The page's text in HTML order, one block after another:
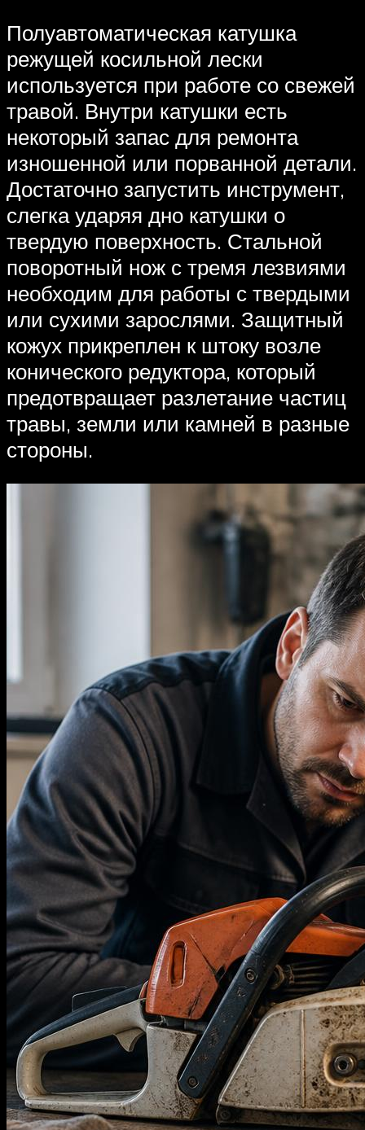
Полуавтоматическая катушка
режущей косильной лески
используется при работе со свежей
травой. Внутри катушки есть
некоторый запас для ремонта
изношенной или порванной детали.
Достаточно запустить инструмент,
слегка ударяя дно катушки о
твердую поверхность. Стальной
поворотный нож с тремя лезвиями
необходим для работы с твердыми
или сухими зарослями. Защитный
кожух прикреплен к штоку возле
конического редуктора, который
предотвращает разлетание частиц
травы, земли или камней в разные
стороны.